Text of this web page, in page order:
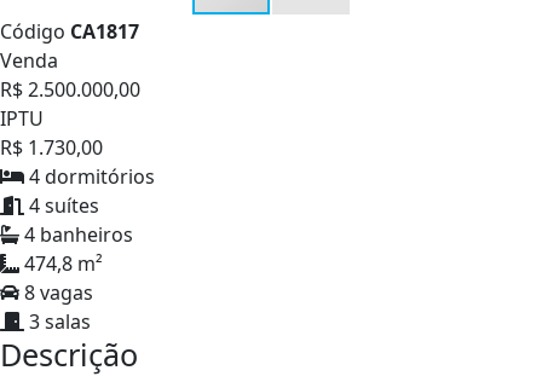
Código CA1817
Venda
R$ 2.500.000,00
IPTU
R$ 1.730,00
4 dormitórios
4 suítes
4 banheiros
474,8 m²
8 vagas
3 salas
Descrição